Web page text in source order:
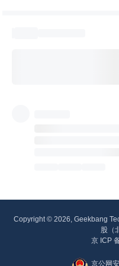
Copyright © 2026, Geekbang
股（
京 ICP
京公网